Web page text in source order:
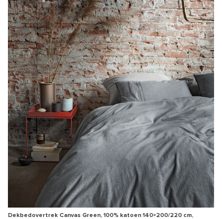
Dekbedovertrek Canvas Green, 100% katoen 140×200/220 cm,